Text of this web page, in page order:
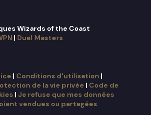
Wizards of the Coast
| Duel Masters
| Conditions d'utilisation |
de la vie privée | Code de
| Je refuse que mes données
vendues ou partagées